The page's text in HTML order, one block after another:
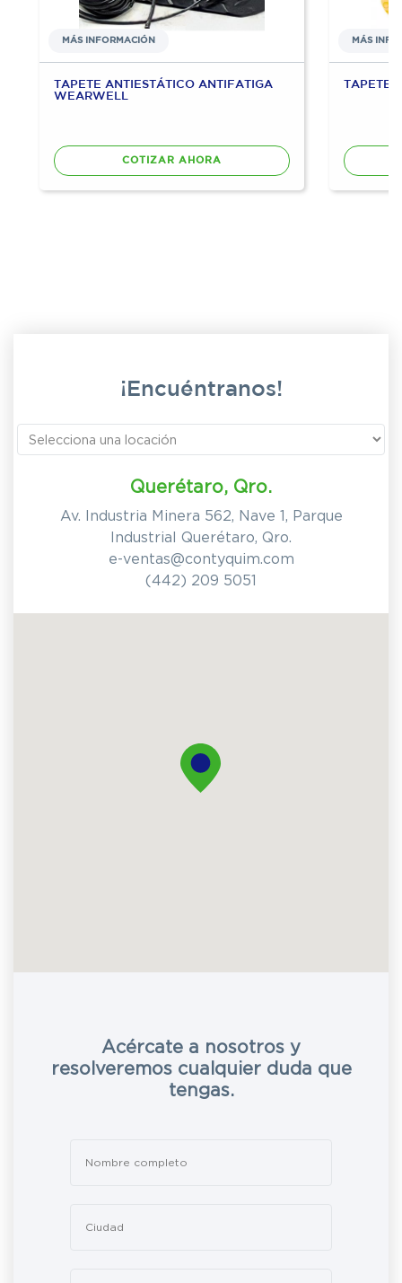
MÁS INFORMACIÓN
TAPETE ANTIESTÁTICO ANTIFATIGA
WEARWELL
COTIZAR AHORA
MÁS
TAPETE
¡Encuéntranos!
Querétaro, Qro.
Av. Industria Minera 562, Nave 1, Parque
Industrial Querétaro, Qro.
e-ventas@contyquim.com
(442) 209 5051
Acércate a nosotros y
resolveremos cualquier duda que
tengas.